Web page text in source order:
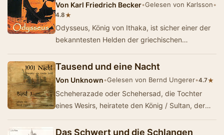
Von Karl Friedrich Becker•Gelesen von Karlsson•
4.8★
Odysseus, König von Ithaka, ist sicher einer der
bekanntesten Helden der griechischen
s…
Tausend und eine Nacht
Von Unknown•Gelesen von Bernd Ungerer•4.7★
Scheherazade oder Schehersad, die Tochter
eines Wesirs, heiratete den König / Sultan, der
Das Schwert und die Schlangen